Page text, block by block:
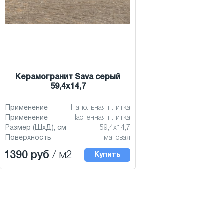
Керамогранит Sava серый
59,4x14,7
Применение
Напольная плитка
Применение
Настенная плитка
Размер (ШхД), см
59,4x14,7
Поверхность
матовая
1390 руб / м2 Купить